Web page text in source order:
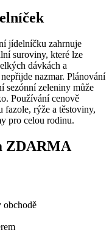
jídelníčku zahrnuje
suroviny, které lze
dávkách a
nazmar. Plánování
sezónní zeleniny může
Používání cenově
fazole, rýže a těstoviny,
pro celou rodinu.
ZDARMA
obchodě